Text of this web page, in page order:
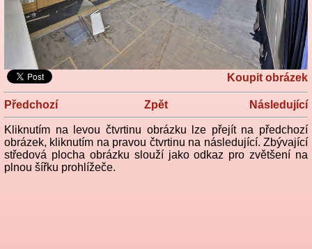
Koupit obrázek
Předchozí Zpět Následující
Kliknutím na levou čtvrtinu obrázku lze přejít na předchozí
obrázek, kliknutím na pravou čtvrtinu na následující. Zbývající
středová plocha obrázku slouží jako odkaz pro zvětšení na
plnou šířku prohlížeče.